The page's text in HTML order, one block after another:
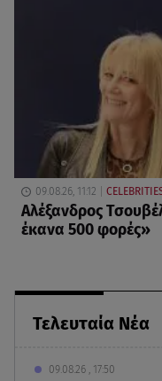
Τελευταία Νέα
09.08.26 , 17:50
09.08.26, 11:12
Αλέξανδρος
έκανα 500 φορές»